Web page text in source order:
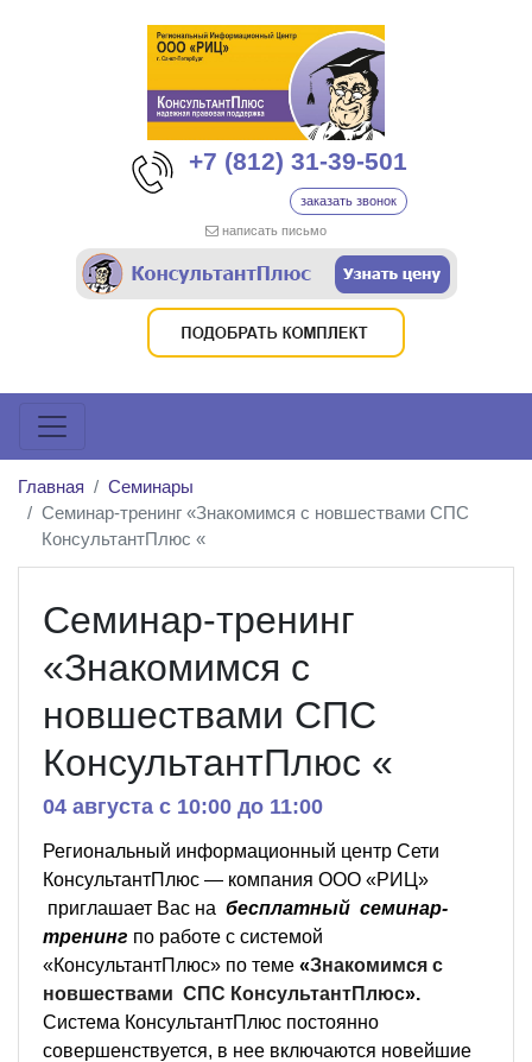
+7 (812) 31-39-501
заказать звонок
написать письмо
Главная
Семинары
Семинар-тренинг «Знакомимся с новшествами СПС
КонсультантПлюс «
Семинар-тренинг
«Знакомимся с
новшествами СПС
КонсультантПлюс «
04 августа c 10:00 до 11:00
Региональный информационный центр Сети
КонсультантПлюс — компания ООО «РИЦ»
приглашает Вас на бесплатный семинар-
тренинг по работе с системой
«КонсультантПлюс» по теме «Знакомимся с
новшествами СПС КонсультантПлюс».
Система КонсультантПлюс постоянно
совершенствуется, в нее включаются новейшие